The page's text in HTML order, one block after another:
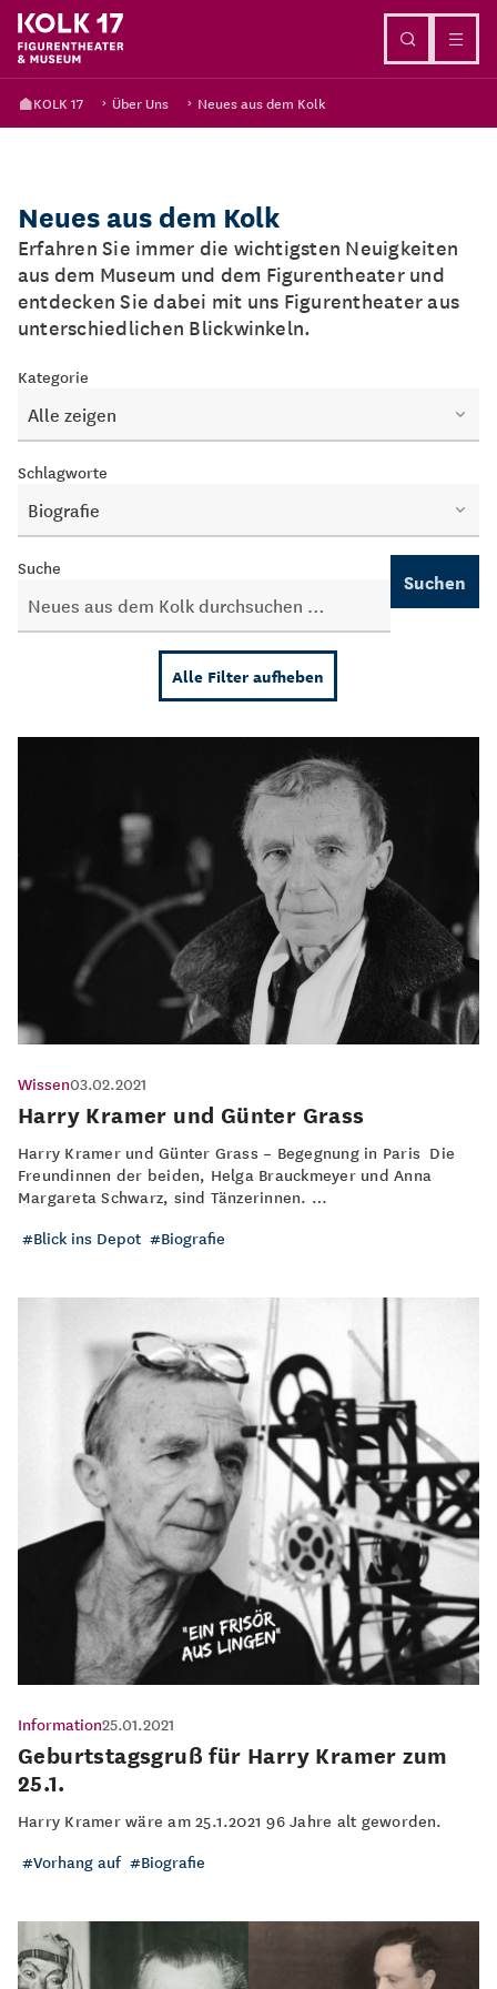
KOLK 17 Über Uns Neues aus dem Kolk
Neues aus dem Kolk
Erfahren Sie immer die wichtigsten Neuigkeiten
aus dem Museum und dem Figurentheater und
entdecken Sie dabei mit uns Figurentheater aus
unterschiedlichen Blickwinkeln.
Kategorie
Alle zeigen
Schlagworte
Biografie
Suche
Suchen
Alle Filter aufheben
Wissen03.02.2021
Harry Kramer und Günter Grass
Harry Kramer und Günter Grass – Begegnung in Paris Die
Freundinnen der beiden, Helga Brauckmeyer und Anna
Margareta Schwarz, sind Tänzerinnen. …
Blick ins Depot
Biografie
Information25.01.2021
Geburtstagsgruß für Harry Kramer zum
25.1.
Harry Kramer wäre am 25.1.2021 96 Jahre alt geworden.
Vorhang auf
Biografie